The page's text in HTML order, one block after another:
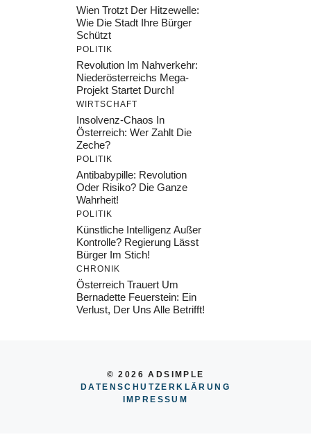
Wien Trotzt Der Hitzewelle:
Wie Die Stadt Ihre Bürger
Schützt
POLITIK
Revolution Im Nahverkehr:
Niederösterreichs Mega-
Projekt Startet Durch!
WIRTSCHAFT
Insolvenz-Chaos In
Österreich: Wer Zahlt Die
Zeche?
POLITIK
Antibabypille: Revolution
Oder Risiko? Die Ganze
Wahrheit!
POLITIK
Künstliche Intelligenz Außer
Kontrolle? Regierung Lässt
Bürger Im Stich!
CHRONIK
Österreich Trauert Um
Bernadette Feuerstein: Ein
Verlust, Der Uns Alle Betrifft!
© 2026 ADSIMPLE
DATENSCHUTZERKLÄRUNG
IMPRESSU M